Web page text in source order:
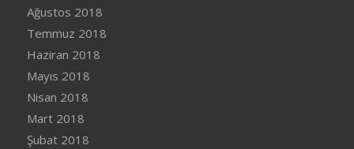
Ağustos 2018
Temmuz 2018
Haziran 2018
Mayıs 2018
Nisan 2018
Mart 2018
Şubat 2018